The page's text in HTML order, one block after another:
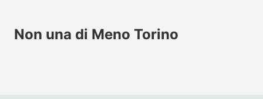
Non una di Meno Torino